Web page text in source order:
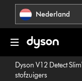
Navigatie
overslaan
Nederland
Dyson V12 Detect
stofzuigers